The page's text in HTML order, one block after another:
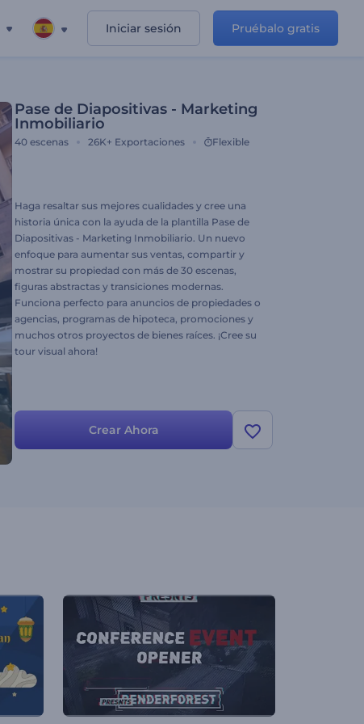
Iniciar sesión Pruébalo gratis
Pase de Diapositivas - Marketing
Inmobiliario
40 escenas 26K+ Exportaciones Flexible
Haga resaltar sus mejores cualidades y cree una
historia única con la ayuda de la plantilla Pase de
Diapositivas - Marketing Inmobiliario. Un nuevo
enfoque para aumentar sus ventas, compartir y
mostrar su propiedad con más de 30 escenas,
figuras abstractas y transiciones modernas.
Funciona perfecto para anuncios de propiedades o
agencias, programas de hipoteca, promociones y
muchos otros proyectos de bienes raíces. ¡Cree su
tour visual ahora!
Crear Ahora